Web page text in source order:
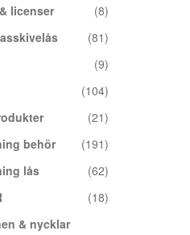
licenser
(8)
(81)
(9)
(104)
(21)
behör
(191)
lås
(62)
(18)
& nycklar